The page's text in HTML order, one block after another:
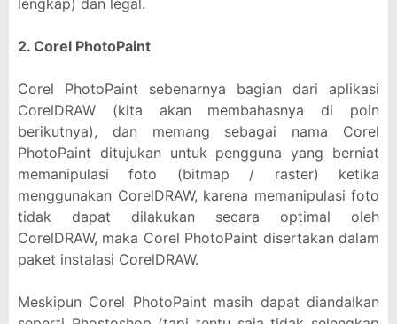
lengkap) dan legal.
2. Corel PhotoPaint
Corel PhotoPaint sebenarnya bagian dari aplikasi
CorelDRAW (kita akan membahasnya di poin
berikutnya), dan memang sebagai nama Corel
PhotoPaint ditujukan untuk pengguna yang berniat
memanipulasi foto (bitmap / raster) ketika
menggunakan CorelDRAW, karena memanipulasi foto
tidak dapat dilakukan secara optimal oleh
CorelDRAW, maka Corel PhotoPaint disertakan dalam
paket instalasi CorelDRAW.
Meskipun Corel PhotoPaint masih dapat diandalkan